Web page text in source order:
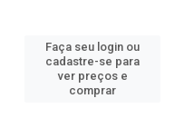
Faça seu login ou
cadastre-se para
ver preços e
comprar